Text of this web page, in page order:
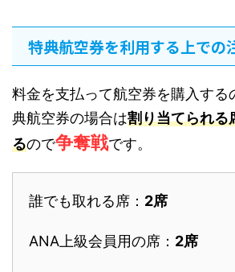
特典航空券を利用する上での
料金を支払って航空券を購入する
典航空券の場合は割り当てられる
るので争奪戦です。
誰でも取れる席： 2席
ANA上級会員用の席： 2席